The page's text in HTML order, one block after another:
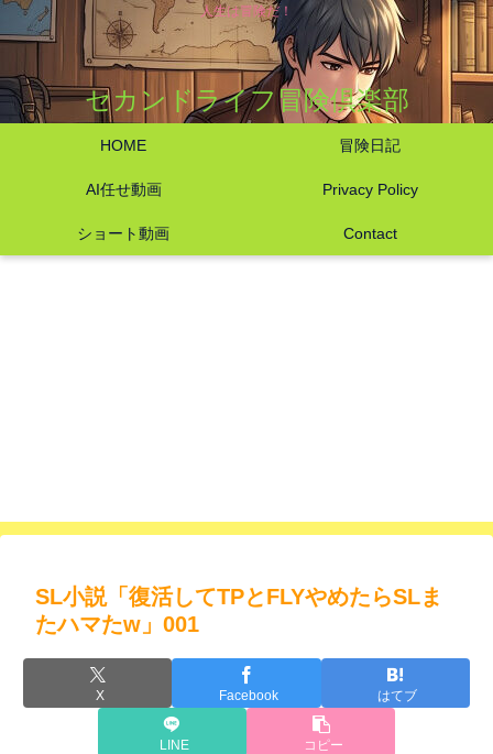
人生は冒険だ！
セカンドライフ冒険倶楽部
HOME 冒険日記
AI任せ動画 Privacy Policy
ショート動画 Contact
SL小説「復活してTPとFLYやめたらSLま
たハマたw」001
X Facebook はてブ
LINE コピー